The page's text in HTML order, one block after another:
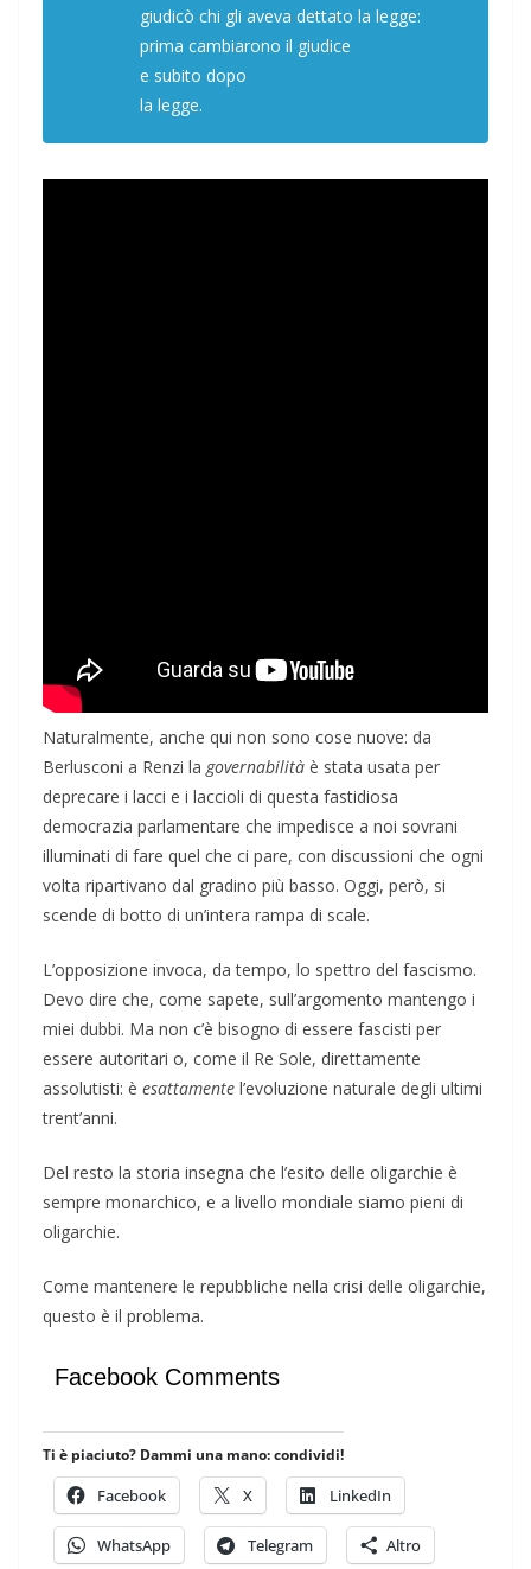
giudicò chi gli aveva dettato la legge:
prima cambiarono il giudice
e subito dopo
la legge.
Naturalmente, anche qui non sono cose nuove: da
Berlusconi a Renzi la governabilità è stata usata per
deprecare i lacci e i laccioli di questa fastidiosa
democrazia parlamentare che impedisce a noi sovrani
illuminati di fare quel che ci pare, con discussioni che ogni
volta ripartivano dal gradino più basso. Oggi, però, si
scende di botto di un’intera rampa di scale.
L’opposizione invoca, da tempo, lo spettro del fascismo.
Devo dire che, come sapete, sull’argomento mantengo i
miei dubbi. Ma non c’è bisogno di essere fascisti per
essere autoritari o, come il Re Sole, direttamente
assolutisti: è esattamente l’evoluzione naturale degli ultimi
trent’anni.
Del resto la storia insegna che l’esito delle oligarchie è
sempre monarchico, e a livello mondiale siamo pieni di
oligarchie.
Come mantenere le repubbliche nella crisi delle oligarchie,
questo è il problema.
Facebook Comments
Ti è piaciuto? Dammi una mano: condividi!
Facebook X LinkedIn
WhatsApp Telegram Altro